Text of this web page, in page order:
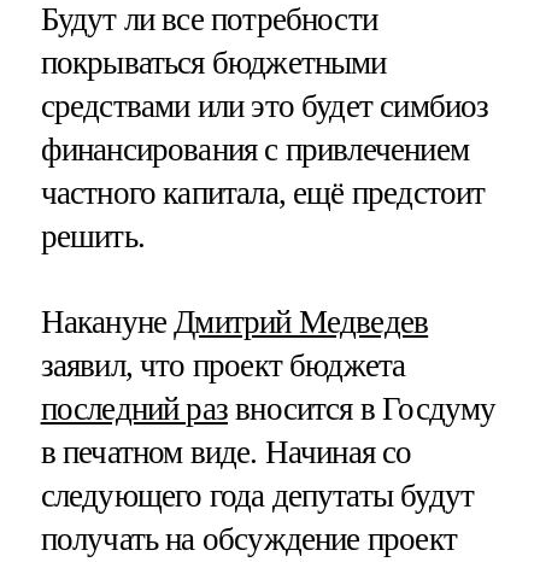
Будут ли все потребности
покрываться бюджетными
средствами или это будет симбиоз
финансирования с привлечением
частного капитала, ещё предстоит
решить.
НаканунеДмитрий Медведев
заявил, что проект бюджета
последний раз вносится в Госдуму
в печатном виде. Начиная со
следующего года депутаты будут
получать на обсуждение проект